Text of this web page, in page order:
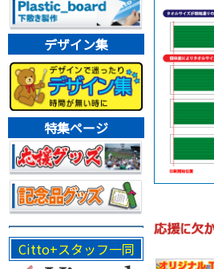
デザイン集
特集ページ
Citto+スタッフ一同